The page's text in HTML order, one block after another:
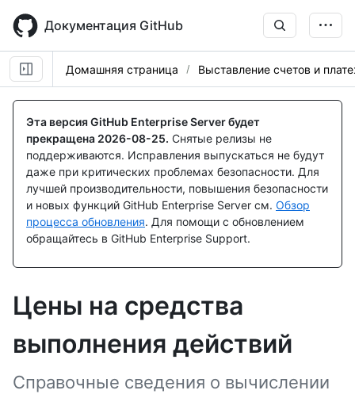
main
content
Документация GitHub
Домашняя страница Выставление счетов и
Эта версия GitHub Enterprise Server будет
прекращена 2026-08-25. Снятые релизы не
поддерживаются. Исправления выпускаться не будут
даже при критических проблемах безопасности. Для
лучшей производительности, повышения безопасности
и новых функций GitHub Enterprise Server см. Обзор
процесса обновления. Для помощи с обновлением
обращайтесь в GitHub Enterprise Support.
Цены на средства
выполнения действий
Справочные сведения о вычислении